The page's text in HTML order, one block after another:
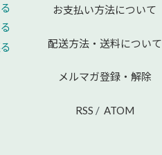
お支払い方法について
配送方法・送料について
メルマガ登録・解除
RSS / ATOM